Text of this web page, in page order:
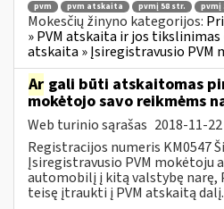
pvm pvm atskaita pvmį 58 str. pvmį
Mokesčių žinyno kategorijos:
» PVM atskaita ir jos tikslinimas
atskaita » Įsiregistravusio PVM
Ar gali būti atskaitomas
mokėtojo savo reikmėms
Web turinio sąrašas 2018-11-22
Registracijos numeris KM0547
Įsiregistravusio PVM mokėtoju
automobilį į kitą valstybę narę,
teisę įtraukti į PVM atskaitą